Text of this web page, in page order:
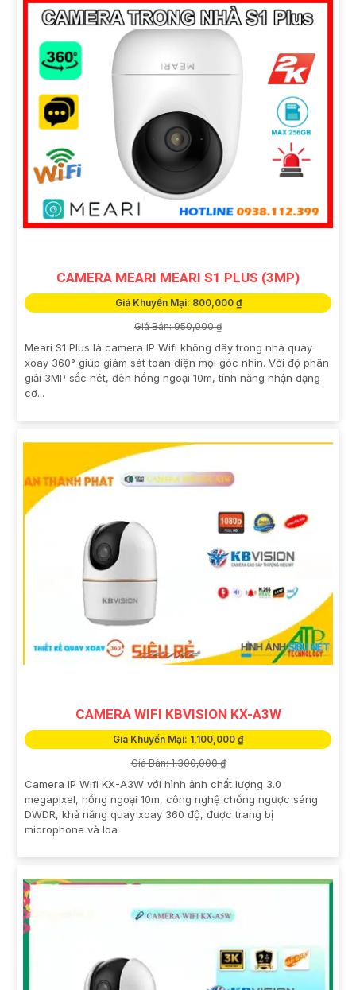
CAMERA MEARI MEARI S1 PLUS (3MP)
Giá Khuyến Mại: 800,000 ₫
Giá Bán: 950,000 ₫
Meari S1 Plus là camera IP Wifi không dây trong nhà quay
xoay 360° giúp giám sát toàn diện mọi góc nhìn. Với độ phân
giải 3MP sắc nét, đèn hồng ngoại 10m, tính năng nhận dạng
cơ...
CAMERA WIFI KBVISION KX-A3W
Giá Khuyến Mại: 1,100,000 ₫
Giá Bán: 1,300,000 ₫
Camera IP Wifi KX-A3W với hình ảnh chất lượng 3.0
megapixel, hồng ngoại 10m, công nghệ chống ngược sáng
DWDR, khả năng quay xoay 360 độ, được trang bị
microphone và loa